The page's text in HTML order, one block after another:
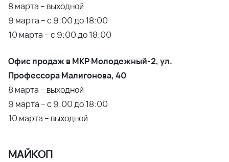
8 марта – выходной
9 марта – с 9:00 до 18:00
10 марта – с 9:00 до 18:00
Офис продаж в МКР Молодежный-2, ул.
Профессора Малигонова, 40
8 марта – выходной
9 марта – с 9:00 до 18:00
10 марта – выходной
МАЙКОП